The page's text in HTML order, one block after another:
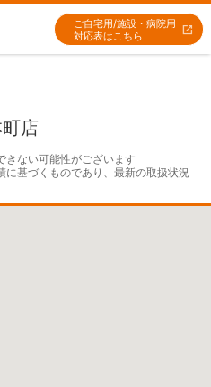
ご自宅用/施設・病院用
対応表はこちら
店
きない可能性がございます
に基づくものであり、最新の取扱状況